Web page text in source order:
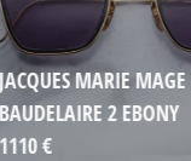
JACQUES MARIE MAGE
BAUDELAIRE 2 EBONY
1110 €